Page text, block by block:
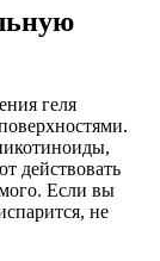
геля
действовать
Если вы
не